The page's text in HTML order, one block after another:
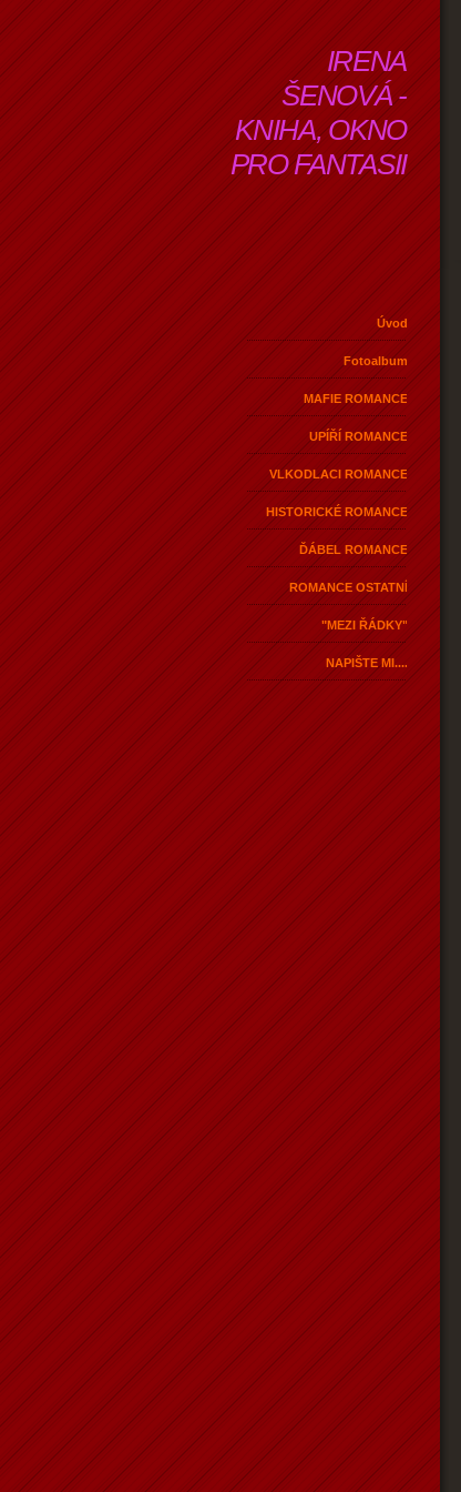
IRENA
ŠENOVÁ -
KNIHA, OKNO
PRO FANTASII
Úvod
Fotoalbum
MAFIE ROMANCE
UPÍŘÍ ROMANCE
VLKODLACI ROMANCE
HISTORICKÉ ROMANCE
ĎÁBEL ROMANCE
ROMANCE OSTATNÍ
"MEZI ŘÁDKY"
NAPIŠTE MI....